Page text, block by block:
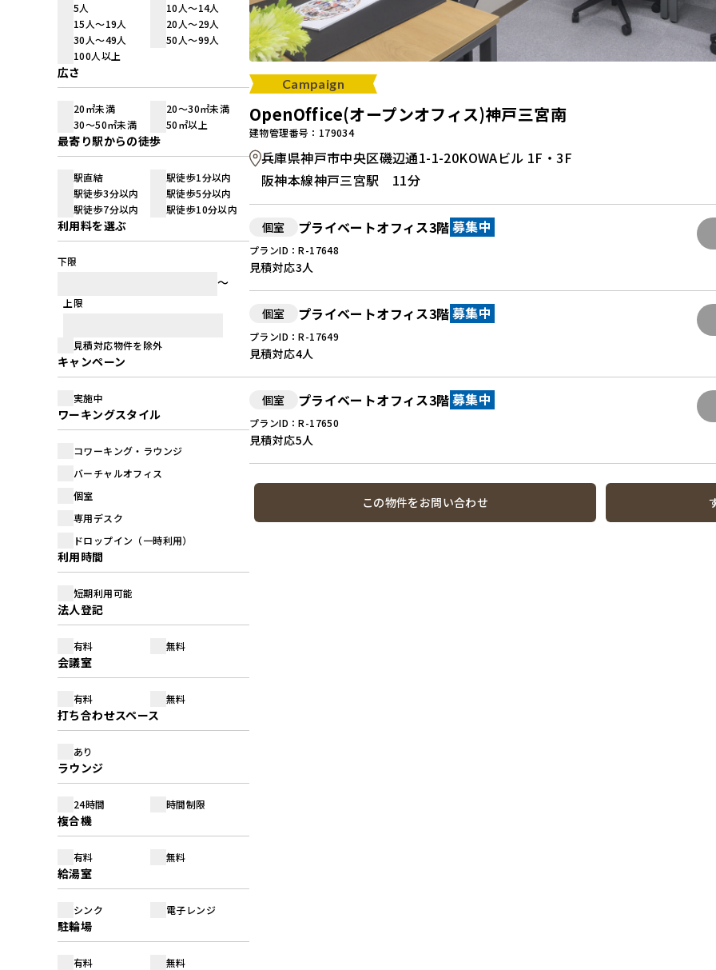
5人
10人～14人
15人～19人
20人～29人
30人～49人
50人～99人
100人以上
広さ
20㎡未満
20～30㎡未満
30～50㎡未満
50㎡以上
最寄り駅からの徒歩
駅直結
駅徒歩1分以内
駅徒歩3分以内
駅徒歩5分以内
駅徒歩7分以内
駅徒歩10分以内
利用料を選ぶ
下限
上限
見積対応物件を除外
キャンペーン
実施中
ワーキングスタイル
コワーキング・ラウンジ
バーチャルオフィス
個室
専用デスク
ドロップイン（一時利用）
利用時間
短期利用可能
法人登記
有料 無料
会議室
有料 無料
打ち合わせスペース
あり
ラウンジ
24時間 時間制限
複合機
有料 無料
給湯室
シンク 電子レンジ
駐輪場
有料 無料
Campaign
OpenOffice(オープンオフィス)神戸三宮南
建物管理番号：179034
兵庫県神戸市中央区磯辺通1-1-20KOWAビル 1F・3F
阪神本線神戸三宮駅 11分
個室 プライベートオフィス3階 募集中
プランID：R-17648
見積対応3人
個室 プライベートオフィス3階 募集中
プランID：R-17649
見積対応4人
個室 プライベートオフィス3階 募集中
プランID：R-17650
見積対応5人
この物件をお問い合わせ